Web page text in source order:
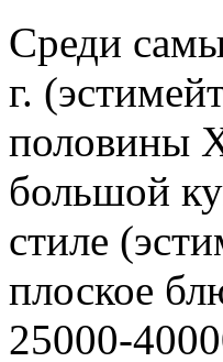
Среди
г.
половины
большой
стиле
плоское
25000-